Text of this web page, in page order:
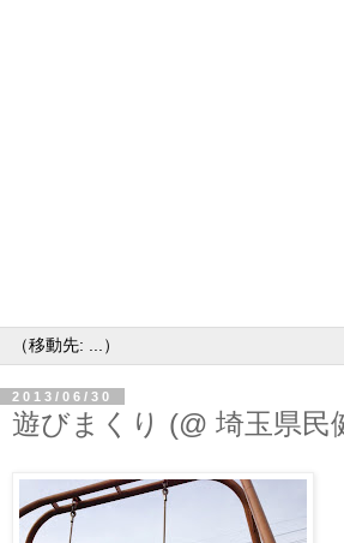
2013/06/30
遊びまくり (@ 埼玉県民